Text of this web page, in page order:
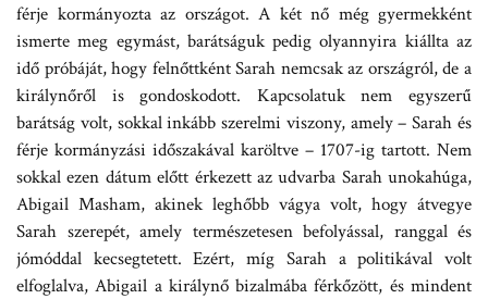
férje kormányozta az országot. A két nő még gyermekként
ismerte meg egymást, barátságuk pedig olyannyira kiállta az
idő próbáját, hogy felnőttként Sarah nemcsak az országról, de a
királynőről is gondoskodott. Kapcsolatuk nem egyszerű
barátság volt, sokkal inkább szerelmi viszony, amely – Sarah és
férje kormányzási időszakával karöltve – 1707-ig tartott. Nem
sokkal ezen dátum előtt érkezett az udvarba Sarah unokahúga,
Abigail Masham, akinek leghőbb vágya volt, hogy átvegye
Sarah szerepét, amely természetesen befolyással, ranggal és
jómóddal kecsegtetett. Ezért, míg Sarah a politikával volt
elfoglalva, Abigail a királynő bizalmába férkőzött, és mindent